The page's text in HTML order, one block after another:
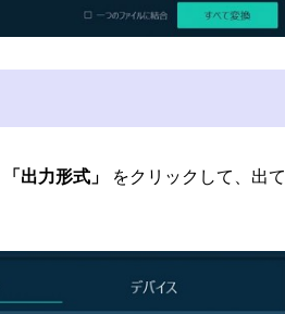
「出力形式」
をクリックして、出て